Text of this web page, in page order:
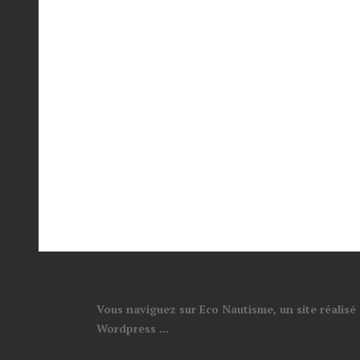
Vous naviguez sur Eco Nautisme, un site
Wordpress ...